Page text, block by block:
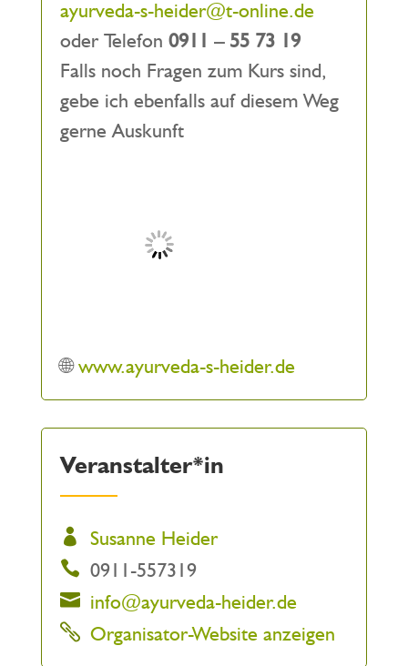
ayurveda-s-heider@t-online.de
oder Telefon 0911 – 55 73 19
Falls noch Fragen zum Kurs sind,
gebe ich ebenfalls auf diesem Weg
gerne Auskunft
🌐www.ayurveda-s-heider.de
Veranstalter*in
Susanne Heider
0911-557319
info@ayurveda-heider.de
Organisator-Website anzeigen